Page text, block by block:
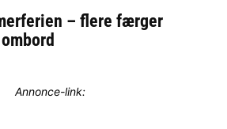
Annonce-link: